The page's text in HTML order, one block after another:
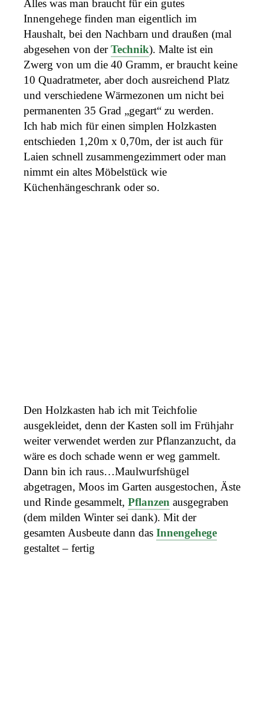
Alles was man braucht für ein gutes
Innengehege finden man eigentlich im
Haushalt, bei den Nachbarn und draußen (mal
abgesehen von derTechnik). Malte ist ein
Zwerg von um die 40 Gramm, er braucht keine
10 Quadratmeter, aber doch ausreichend Platz
und verschiedene Wärmezonen um nicht bei
permanenten 35 Grad „gegart“ zu werden.
Ich hab mich für einen simplen Holzkasten
entschieden 1,20m x 0,70m, der ist auch für
Laien schnell zusammengezimmert oder man
nimmt ein altes Möbelstück wie
Küchenhängeschrank oder so.
Den Holzkasten hab ich mit Teichfolie
ausgekleidet, denn der Kasten soll im Frühjahr
weiter verwendet werden zur Pflanzanzucht, da
wäre es doch schade wenn er weg gammelt.
Dann bin ich raus…Maulwurfshügel
abgetragen, Moos im Garten ausgestochen, Äste
und Rinde gesammelt, Pflanzen ausgegraben
(dem milden Winter sei dank). Mit der
gesamten Ausbeute dann das Innengehege
gestaltet – fertig